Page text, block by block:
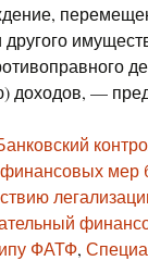
другого
доходов, —
финансовых
ФАТФ,